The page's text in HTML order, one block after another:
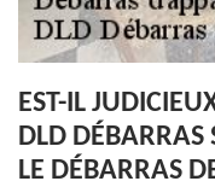
EST-IL
DLD DÉBARRAS
LE DÉBARRAS